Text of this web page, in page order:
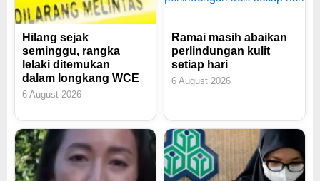
Hilang sejak
seminggu, rangka
lelaki ditemukan
dalam longkang WCE
6 August 2026
Ramai masih abaikan
perlindungan kulit
setiap hari
6 August 2026